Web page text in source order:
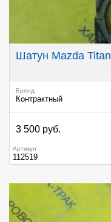
Шатун Mazda Titan
Бренд
Контрактный
3 500 руб.
Артикул
112519